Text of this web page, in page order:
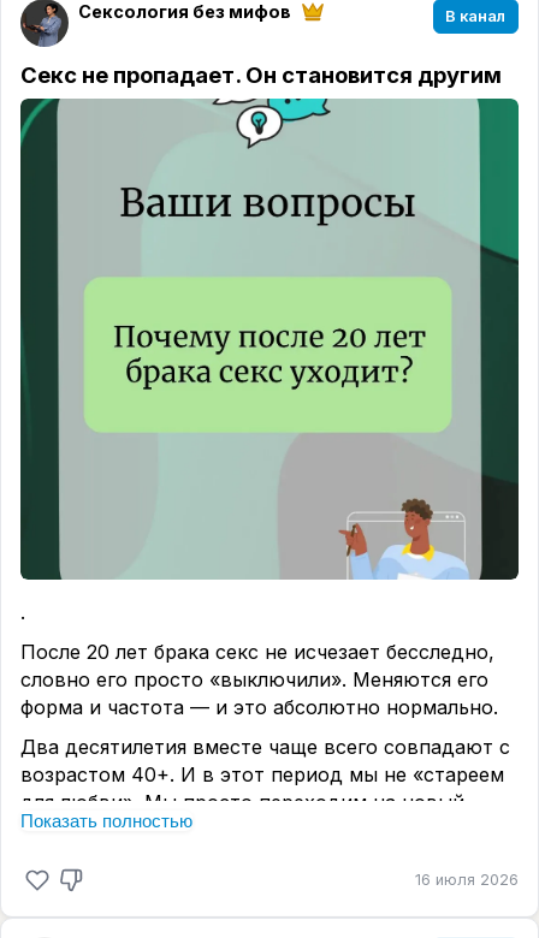
Листайте карточки ➡️ там разобрала главные
За любой зависимостью практически всегда
стоит непрожитая боль или неудовлетворенная
потребность
❓ А что говорит наука о влиянии порно на
сексуальные отношения в паре?
В следующем посте разберём, когда порно может
быть полезно для пары, а когда становится
Продолжение следует.....⬇️
Сексология без мифов В канал
Секс не пропадает. Он становится другим
.
После 20 лет брака секс не исчезает бесследно,
словно его просто «выключили». Меняются его
форма и частота — и это абсолютно нормально.
Два десятилетия вместе чаще всего совпадают с
возрастом 40+. И в этот период мы не «стареем
для любви». Мы просто переходим на новый
уровень. Главная проблема часто кроется не в
что секс должен быть таким же, как раньше. Но
после 40 меняются и физиология и потребности.
Показать полностью
16 июля 2026